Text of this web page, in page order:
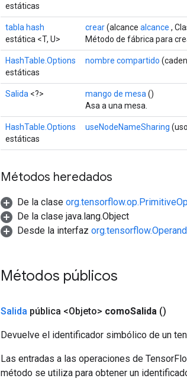
estáticas
tabla hash
estática <T, U>
crear(alcance alcance ,
Método de fábrica para
HashTable.Options
estáticas
nombre compartido
Salida <?> mango de mesa ()
Asa a una mesa.
HashTable.Options
estáticas
useNodeNameSharing
Métodos heredados
De la clase org.tensorflow.op.PrimitiveOp
De la clase java.lang.Object
Desde la interfaz org.tensorflow.Operand
Métodos públicos
Salida pública <Objeto> comoSalida ()
Devuelve el identificador simbólico de un
Las entradas a las operaciones de
método se utiliza para obtener un